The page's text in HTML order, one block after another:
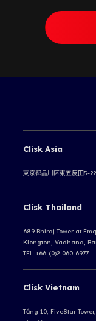
Clisk Asia
東京都品川区東五反田5-
Clisk Thailand
689 Bhiraj Tower at
Klongton, Vadhana,
TEL +66-(0)2-060-6977
Clisk Vietnam
Tầng 10, FiveStar